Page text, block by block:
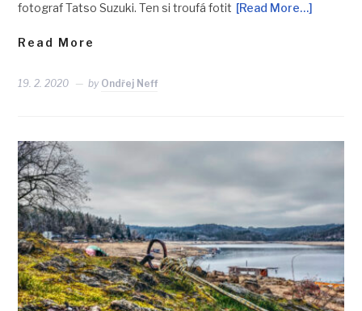
fotograf Tatso Suzuki. Ten si troufá fotit [Read More…]
Read More
19. 2. 2020 by Ondřej Neff